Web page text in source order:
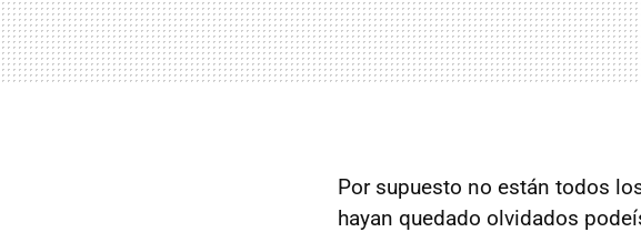
Por supuesto no están todos
hayan quedado olvidados